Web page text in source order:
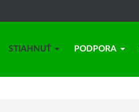
STIAHNUŤ PODPORA